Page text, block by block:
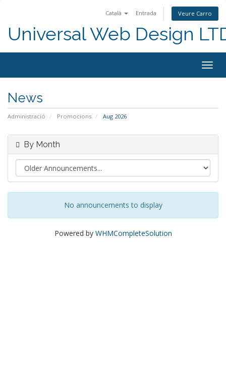
Català Entrada Veure Carro
Universal Web Design
News
Administració Promocions Aug 2026
By Month
No announcements to display
Powered by WHMCompleteSolution